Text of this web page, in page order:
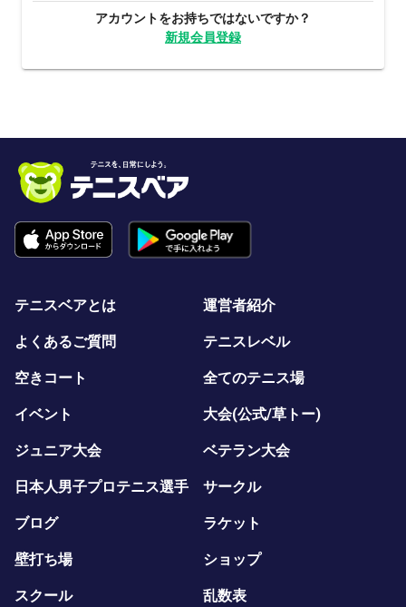
アカウントをお持ちではないですか？
新規会員登録
テニスベアとは 運営者紹介
よくあるご質問 テニスレベル
空きコート 全てのテニス場
イベント 大会(公式/草トー)
ジュニア大会 ベテラン大会
日本人男子プロテニス選手 サークル
ブログ ラケット
壁打ち場 ショップ
スクール 乱数表